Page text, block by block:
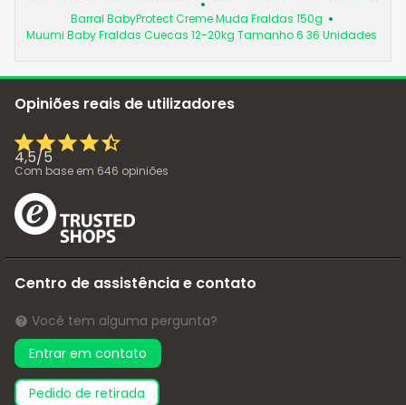
Barral BabyProtect Creme Muda Fraldas 150g
Muumi Baby Fraldas Cuecas 12-20kg Tamanho 6 36 Unidades
Opiniões reais de utilizadores
4,5/5
Com base em 646 opiniões
Centro de assistência e contato
Você tem alguma pergunta?
Entrar em contato
pedido de retirada